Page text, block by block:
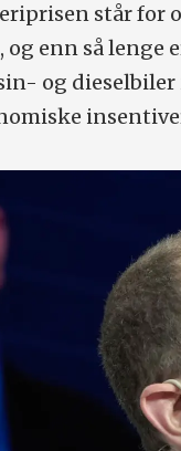
står for
og enn så lenge
og